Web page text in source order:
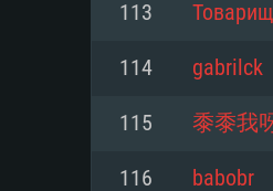
77XX /
mínima
Processador:
não suportado)
Memória: 6 GB
Placa Gráfica:
Processador:
Memória: 4 GB
Placa Gráfica:
recentes (não
113
114 gabrilck
115 黍黍我
116 babobr